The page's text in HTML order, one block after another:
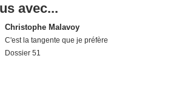
avec...
Christophe Malavoy
C'est la tangente que je préfère
Dossier 51